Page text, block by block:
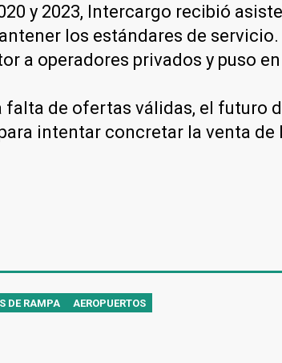
y 2023, Intercargo recibió
los estándares de
a operadores privados y puso
falta de ofertas válidas, el futuro
intentar concretar la venta de
DE RAMPA AEROPUERTOS